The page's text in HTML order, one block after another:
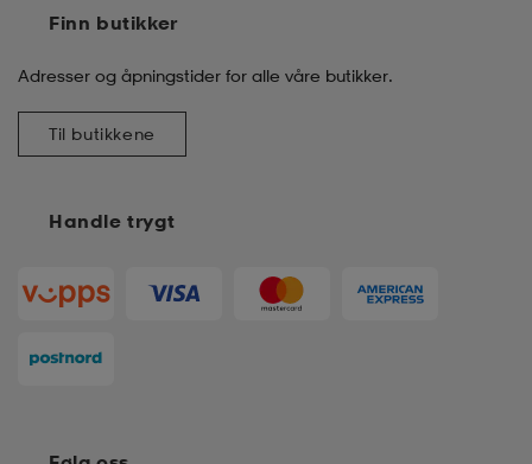
Handle trygt
Finn butikker
Adresser og åpningstider for alle våre butikker.
Til butikkene